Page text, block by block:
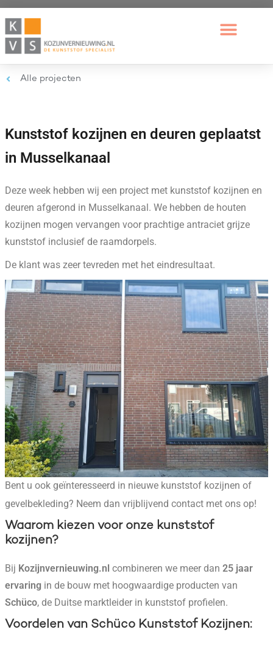
Alle projecten
Kunststof kozijnen en deuren geplaatst
in Musselkanaal
Deze week hebben wij een project met kunststof kozijnen en
deuren afgerond in Musselkanaal. We hebben de houten
kozijnen mogen vervangen voor prachtige antraciet grijze
kunststof inclusief de raamdorpels.
De klant was zeer tevreden met het eindresultaat.
Bent u ook geïnteresseerd in nieuwe kunststof kozijnen of
gevelbekleding? Neem dan vrijblijvend contact met ons op!
Waarom kiezen voor onze kunststof
kozijnen?
Bij Kozijnvernieuwing.nl combineren we meer dan 25 jaar
ervaring in de bouw met hoogwaardige producten van
Schüco, de Duitse marktleider in kunststof profielen.
Voordelen van Schüco Kunststof Kozijnen: